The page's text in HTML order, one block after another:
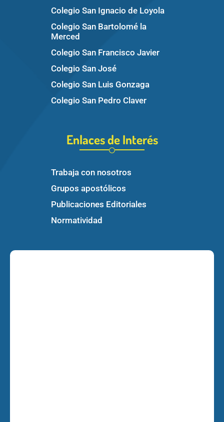
Colegio San Ignacio de Loyola
Colegio San Bartolomé la
Merced
Colegio San Francisco Javier
Colegio San José
Colegio San Luis Gonzaga
Colegio San Pedro Claver
Enlaces de Interés
Trabaja con nosotros
Grupos apostólicos
Publicaciones Editoriales
Normatividad